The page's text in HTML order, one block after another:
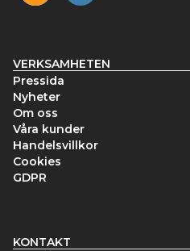
VERKSAMHETEN
Pressida
Nyheter
Om oss
Våra kunder
Handelsvillkor
Cookies
GDPR
KONTAKT